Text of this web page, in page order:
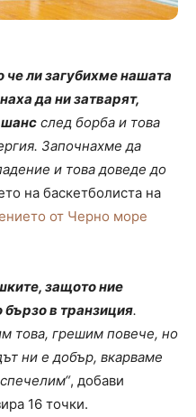
че ли загубихме нашата
да ни затварят,
шанс след борба и това
Започнахме да
и това доведе до
на баскетболиста на
от Черно море
защото ние
в транзиция.
това, грешим повече, но
ни е добър, вкарваме
, добави
16 точки.